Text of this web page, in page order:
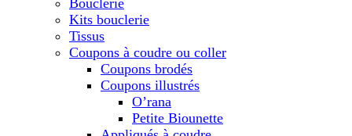
Bouclerie
Kits bouclerie
Tissus
Coupons à coudre ou coller
Coupons brodés
Coupons illustrés
O’rana
Petite Biounette